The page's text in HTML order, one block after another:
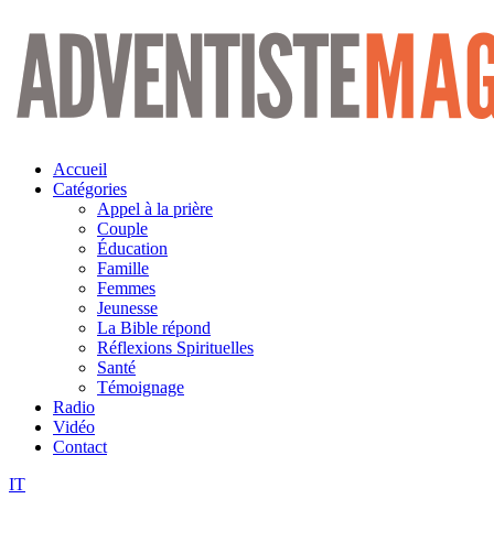
Aller
contenu
Accueil
Catégories
Appel à la prière
Couple
Éducation
Famille
Femmes
Jeunesse
La Bible répond
Réflexions Spirituelles
Santé
Témoignage
Radio
Vidéo
Contact
IT